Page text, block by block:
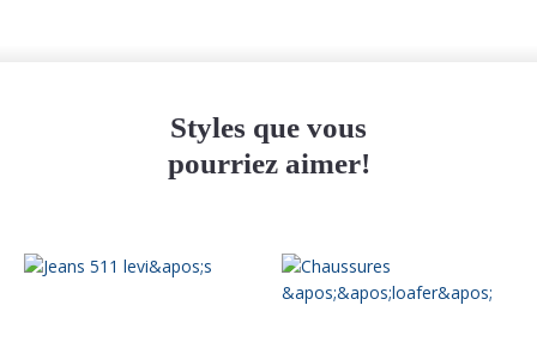
Styles que vous
pourriez aimer!